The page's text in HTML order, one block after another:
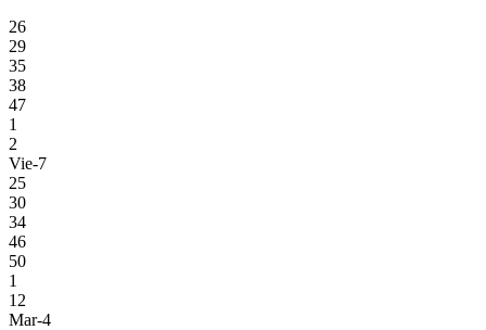
26
29
35
38
47
1
2
Vie-7
25
30
34
46
50
1
12
Mar-4